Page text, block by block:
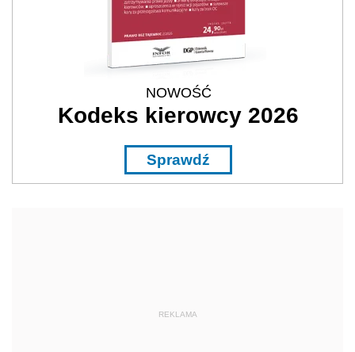
NOWOŚĆ
Kodeks kierowcy 2026
Sprawdź
REKLAMA